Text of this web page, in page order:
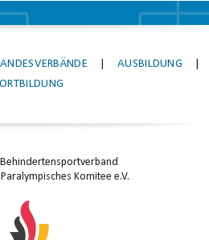
AUSBILDUNG
Komitee e.V.